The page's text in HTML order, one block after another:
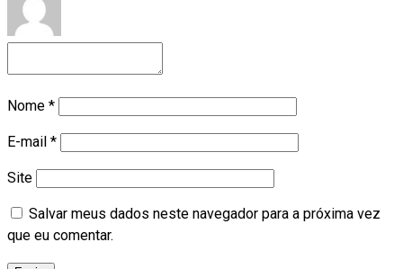
Nome *
E-mail *
Site
Salvar meus dados neste navegador para a próxima vez
que eu comentar.